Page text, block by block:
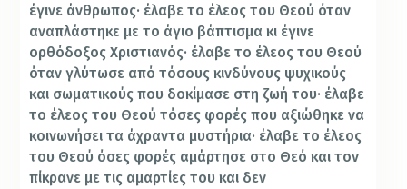
έγινε άνθρωπος· έλαβε το έλεος του Θεού όταν
αναπλάστηκε με το άγιο βάπτισμα κι έγινε
ορθόδοξος Χριστιανός· έλαβε το έλεος του Θεού
όταν γλύτωσε από τόσους κινδύνους ψυχικούς
και σωματικούς που δοκίμασε στη ζωή του· έλαβε
το έλεος του Θεού τόσες φορές που αξιώθηκε να
κοινωνήσει τα άχραντα μυστήρια· έλαβε το έλεος
του Θεού όσες φορές αμάρτησε στο Θεό και τον
πίκρανε με τις αμαρτίες του και δεν